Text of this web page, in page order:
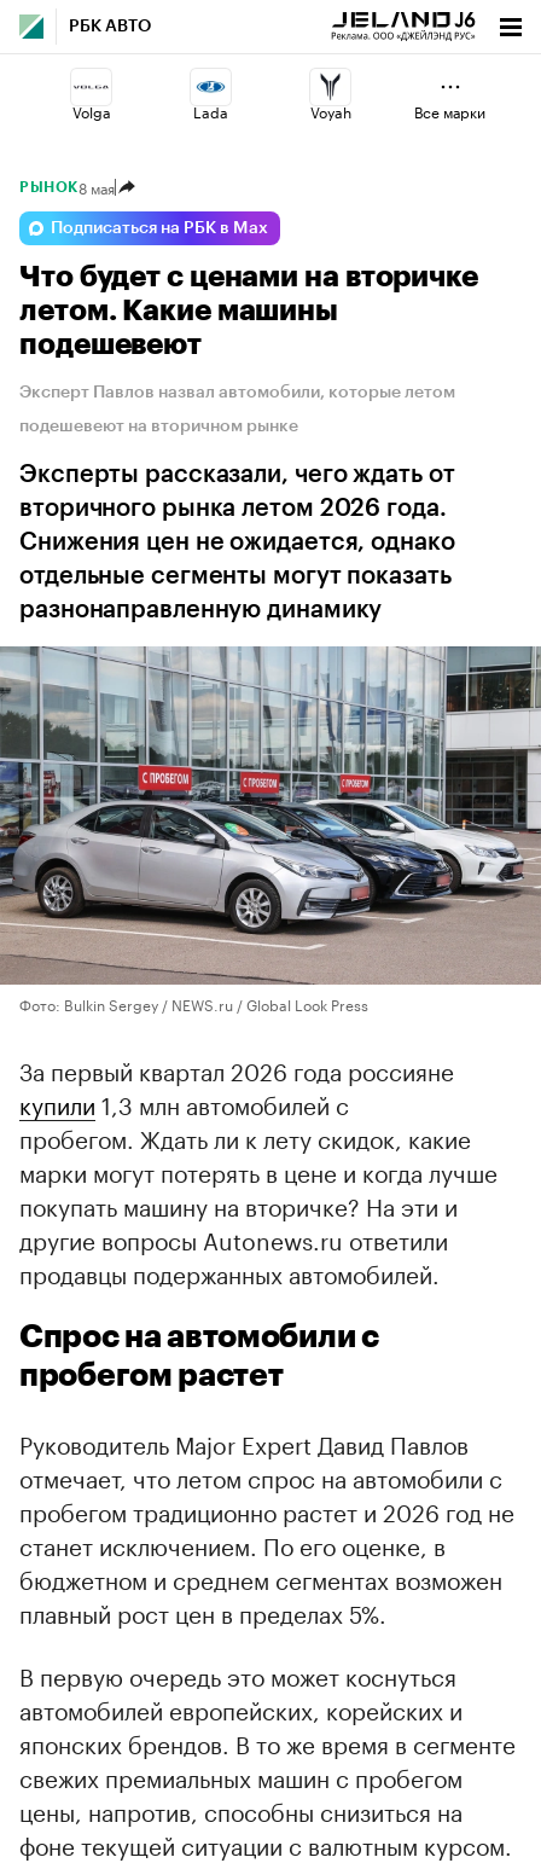
РБК АВТО
Volga Lada Voyah
Omoda
Geely Jaecoo Esteo
Все марки
РЫНОК8 мая
Подписаться на РБК в Max
Что будет с ценами на вторичке
летом. Какие машины
подешевеют
Эксперт Павлов назвал автомобили, которые летом
подешевеют на вторичном рынке
Эксперты рассказали, чего ждать от
вторичного рынка летом 2026 года.
Снижения цен не ожидается, однако
отдельные сегменты могут показать
разнонаправленную динамику
Фото: Bulkin Sergey / NEWS.ru / Global Look Press
За первый квартал 2026 года россияне
купили 1,3 млн автомобилей с
пробегом. Ждать ли к лету скидок, какие
марки могут потерять в цене и когда лучше
покупать машину на вторичке? На эти и
другие вопросы Autonews.ru ответили
продавцы подержанных автомобилей.
Спрос на автомобили с
пробегом растет
00:00 / 00:00
Руководитель Major Expert Давид Павлов
отмечает, что летом спрос на автомобили с
пробегом традиционно растет и 2026 год не
станет исключением. По его оценке, в
бюджетном и среднем сегментах возможен
плавный рост цен в пределах 5%.
В первую очередь это может коснуться
автомобилей европейских, корейских и
японских брендов. В то же время в сегменте
свежих премиальных машин с пробегом
цены, напротив, способны снизиться на
фоне текущей ситуации с валютным курсом.